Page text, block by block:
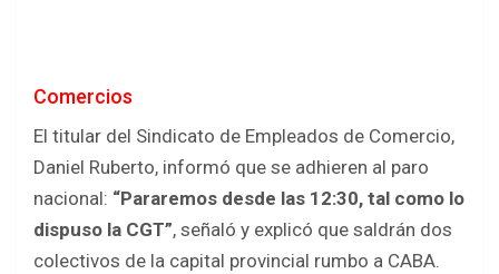
Comercios
El titular del Sindicato de Empleados de Comercio,
Daniel Ruberto, informó que se adhieren al paro
nacional: “Pararemos desde las 12:30, tal como lo
dispuso la CGT”, señaló y explicó que saldrán dos
colectivos de la capital provincial rumbo a CABA.